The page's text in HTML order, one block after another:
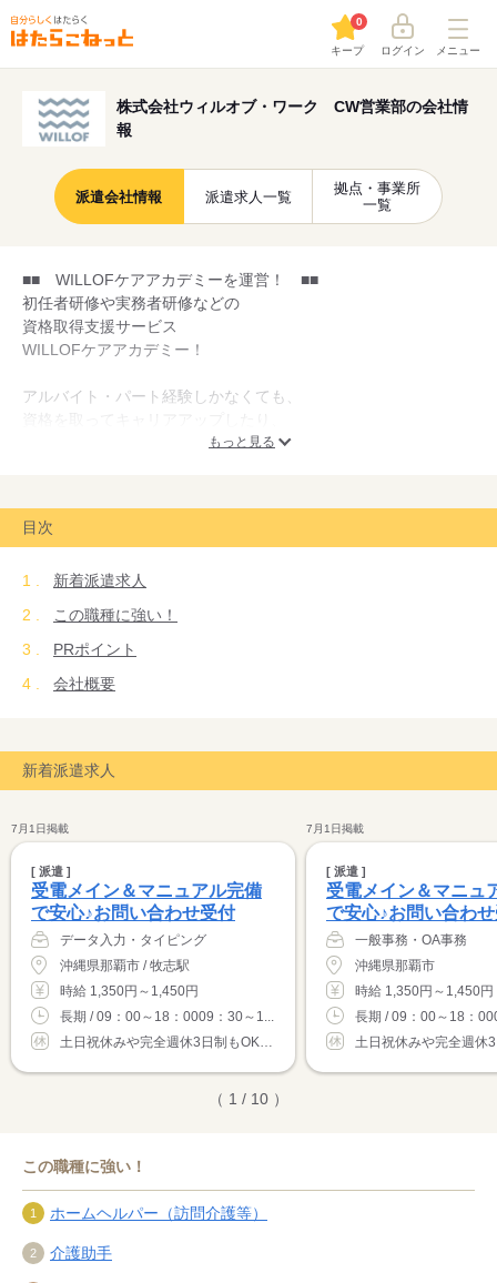
キープ
0
ログイン メニュー
株式会社ウィルオブ・ワーク CW営業部の会社情
報
派遣会社情報 派遣求人一覧
拠点・事業所
一覧
■■ WILLOFケアアカデミーを運営！ ■■
初任者研修や実務者研修などの
資格取得支援サービス
WILLOFケアアカデミー！
アルバイト・パート経験しかなくても、
自社社員登用で正社員としてもっと見る
目次
新着派遣求人
この職種に強い！
PRポイント
会社概要
新着派遣求人
7月1日掲載
[ 派遣 ]
受電メイン＆マニュアル完備
で安心♪お問い合わせ受付
データ入力・タイピング
沖縄県那覇市 / 牧志駅
時給 1,350円～1,450円
長期 / 09：00～18：0009：30～1...
土日祝休みや完全週休3日制もOK！シフトは...
7月1日掲載
[ 派遣 ]
受電メイン＆マニュ
で安心♪お問い合わ
一般事務・OA事務
沖縄県那覇市
時給 1,350円～1,450円
長期 / 09：00～18：
（ 1 / 10 ）
この職種に強い！
ホームヘルパー（訪問介護等）
介護助手